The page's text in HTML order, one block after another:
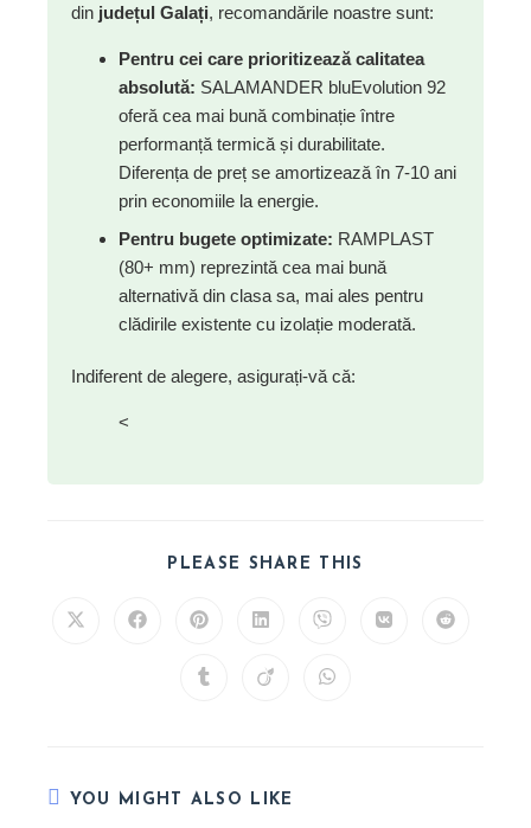
din județul Galați, recomandările noastre sunt:
Pentru cei care prioritizează calitatea
absolută: SALAMANDER bluEvolution 92
oferă cea mai bună combinație între
performanță termică și durabilitate.
Diferența de preț se amortizează în 7-10 ani
prin economiile la energie.
Pentru bugete optimizate: RAMPLAST
(80+ mm) reprezintă cea mai bună
alternativă din clasa sa, mai ales pentru
clădirile existente cu izolație moderată.
Indiferent de alegere, asigurați-vă că:
<
PLEASE SHARE THIS
Opens
Opens
Opens
new
Opens
new
Opens
new
Opens
Opens
Opens
Opens
Opens
YOU MIGHT ALSO LIKE